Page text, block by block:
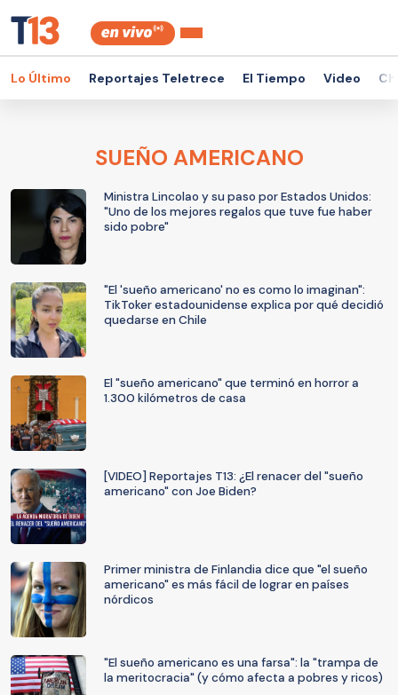
Lo Último Reportajes Teletrece El Tiempo Video
SUEÑO AMERICANO
Ministra Lincolao y su paso por Estados Unidos:
"Uno de los mejores regalos que tuve fue haber
sido pobre"
"El 'sueño americano' no es como lo imaginan":
TikToker estadounidense explica por qué decidió
quedarse en Chile
El "sueño americano" que terminó en horror a
1.300 kilómetros de casa
[VIDEO] Reportajes T13: ¿El renacer del "sueño
americano" con Joe Biden?
Primer ministra de Finlandia dice que "el sueño
americano" es más fácil de lograr en países
nórdicos
"El sueño americano es una farsa": la "trampa de
la meritocracia" (y cómo afecta a pobres y ricos)